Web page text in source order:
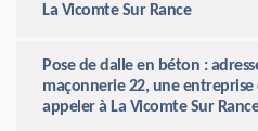
La Vicomte Sur Rance
Pose de dalle en béton :
maçonnerie 22, une entreprise
appeler à La Vicomte Sur Rance